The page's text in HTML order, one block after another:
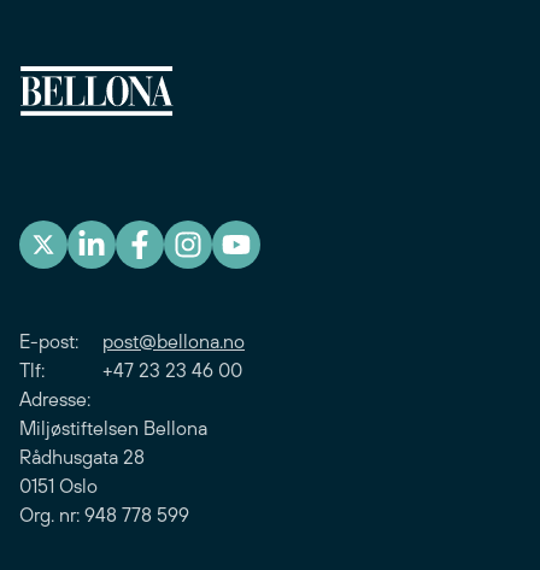
E-post: post@bellona.no
Tlf: +47 23 23 46 00
Adresse:
Miljøstiftelsen Bellona
Rådhusgata 28
0151 Oslo
Org. nr: 948 778 599